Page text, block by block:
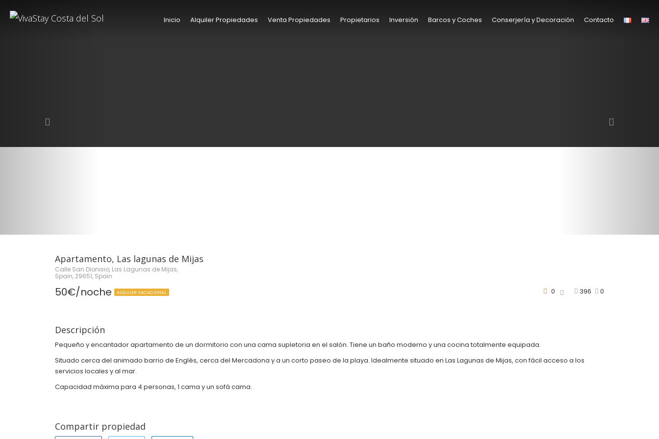
Inicio Alquiler Propiedades Venta Propiedades Propietarios Inversión Barcos y Coches Conserjería y Decoración Contacto
Apartamento, Las lagunas de Mijas
Calle San Dionisio, Las Lagunas de Mijas,
Spain, 29651, Spain
50€/noche ALQUILER VACACIONAL 396 0
0
Descripción
Pequeño y encantador apartamento de un dormitorio con una cama supletoria en el salón. Tiene un baño moderno y una cocina totalmente equipada.
Situado cerca del animado barrio de Englès, cerca del Mercadona y a un corto paseo de la playa. Idealmente situado en Las Lagunas de Mijas, con fácil acceso a los
servicios locales y al mar.
Capacidad máxima para 4 personas, 1 cama y un sofá cama.
Compartir propiedad